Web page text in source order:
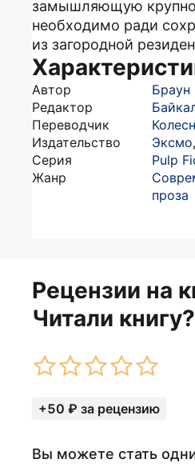
замышляющую
необходимо ради
из загородной
Автор
Браун
Редактор
Переводчик
Издательство
Эксмо,
Серия
Pulp
Жанр
проза
Рецензии на
Читали
+50 ₽ за рецензию
Вы можете стать